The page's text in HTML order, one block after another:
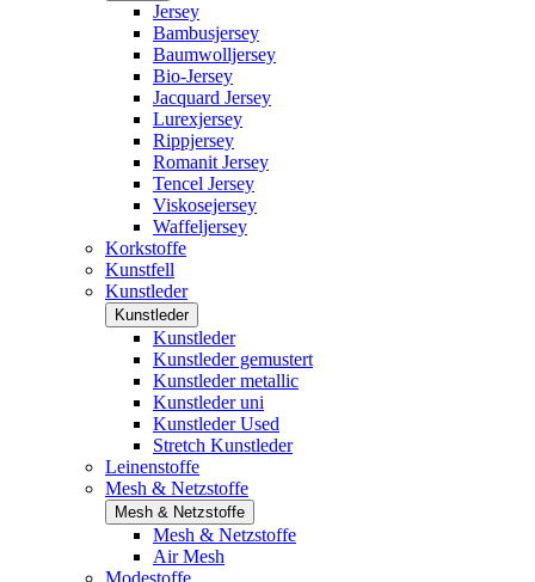
Jersey
Bambusjersey
Baumwolljersey
Bio-Jersey
Jacquard Jersey
Lurexjersey
Rippjersey
Romanit Jersey
Tencel Jersey
Viskosejersey
Waffeljersey
Korkstoffe
Kunstfell
Kunstleder
Kunstleder
Kunstleder
Kunstleder gemustert
Kunstleder metallic
Kunstleder uni
Kunstleder Used
Stretch Kunstleder
Leinenstoffe
Mesh & Netzstoffe
Mesh & Netzstoffe
Mesh & Netzstoffe
Air Mesh
Modestoffe